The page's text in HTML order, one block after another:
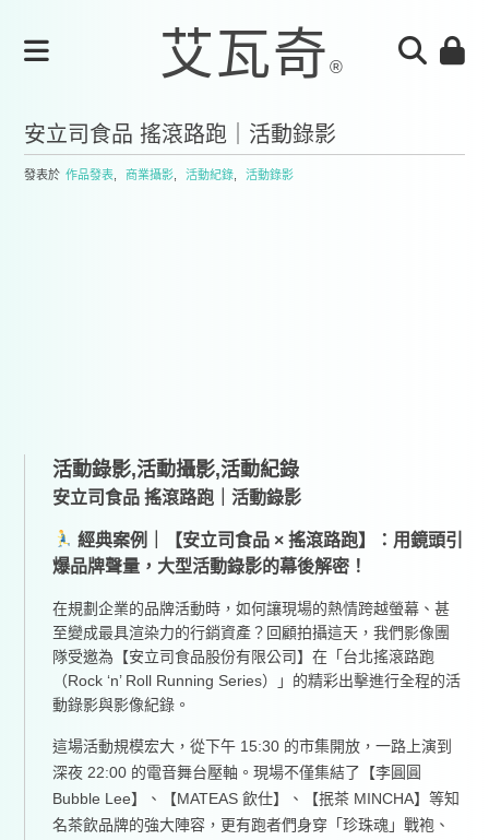
安立司食品 搖滾路跑｜活動錄影
發表於 作品發表 商業攝影 活動紀錄 活動錄影
活動錄影,活動攝影,活動紀錄
安立司食品 搖滾路跑｜活動錄影
經典案例｜【安立司食品 × 搖滾路跑】：用鏡頭引
爆品牌聲量，大型活動錄影的幕後解密！
在規劃企業的品牌活動時，如何讓現場的熱情跨越螢幕、甚
至變成最具渲染力的行銷資產？回顧拍攝這天，我們影像團
隊受邀為【安立司食品股份有限公司】在「台北搖滾路跑
（Rock ‘n’ Roll Running Series）」的精彩出擊進行全程的活
動錄影與影像紀錄。
這場活動規模宏大，從下午 15:30 的市集開放，一路上演到
深夜 22:00 的電音舞台壓軸。現場不僅集結了【李圓圓
Bubble Lee】、【MATEAS 飲仕】、【抿茶 MINCHA】等知
名茶飲品牌的強大陣容，更有跑者們身穿「珍珠魂」戰袍、